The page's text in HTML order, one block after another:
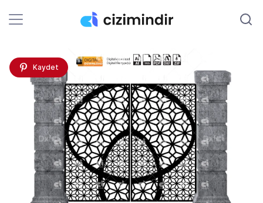
Kaydet